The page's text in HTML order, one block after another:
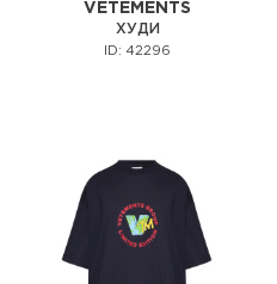
VETEMENTS
ХУДИ
ID: 42296